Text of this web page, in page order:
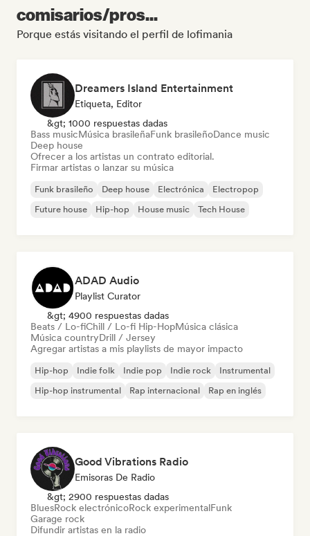
comisarios/pros...
Porque estás visitando el perfil de lofimania
Dreamers Island Entertainment
Etiqueta, Editor
&gt; 1000 respuestas dadas
Bass musicMúsica brasileñaFunk brasileñoDance music
Deep house
Ofrecer a los artistas un contrato editorial.
Firmar artistas o lanzar su música
Funk brasileño Deep house Electrónica
Electropop
Future house
Hip-hop House music Tech House
ADAD Audio
Playlist Curator
&gt; 4900 respuestas dadas
Beats / Lo-fiChill / Lo-fi Hip-HopMúsica clásica
Música countryDrill / Jersey
Agregar artistas a mis playlists de mayor impacto
Hip-hop Indie folk Indie pop Indie rock
Instrumental
Hip-hop instrumental
Rap internacional Rap en inglés
Good Vibrations Radio
Emisoras De Radio
&gt; 2900 respuestas dadas
BluesRock electrónicoRock experimentalFunk
Garage rock
Difundir artistas en la radio